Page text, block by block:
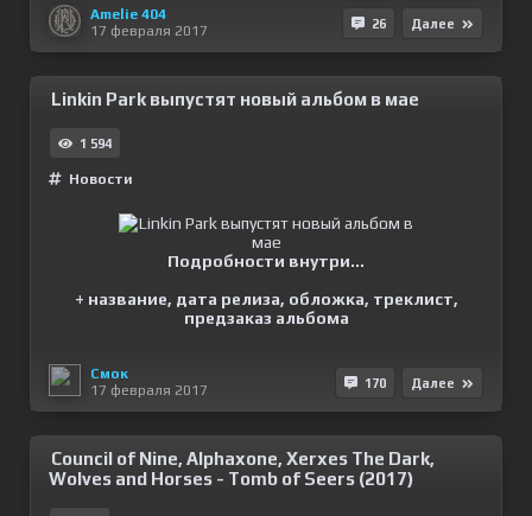
Amelie 404
17 февраля 2017
26 Далее
Linkin Park выпустят новый альбом в мае
1 594
Новости
Подробности внутри...
+ название, дата релиза, обложка, треклист,
предзаказ альбома
Смок
17 февраля 2017
170 Далее
Council of Nine, Alphaxone, Xerxes The Dark,
Wolves and Horses - Tomb of Seers (2017)